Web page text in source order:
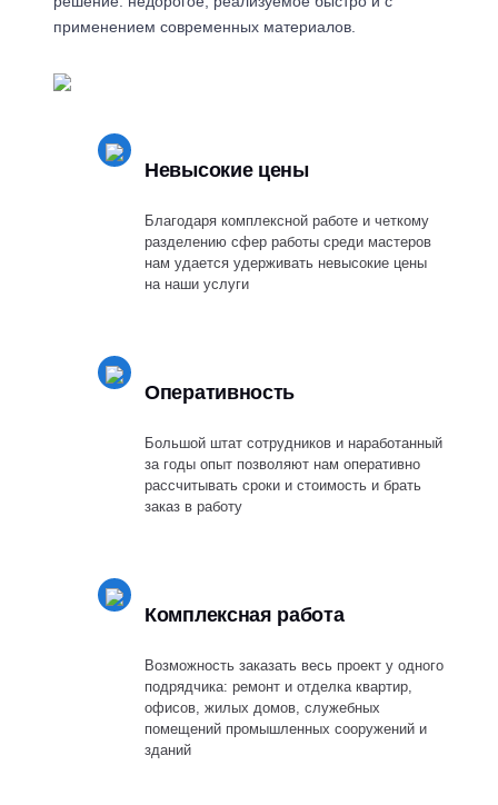
применением современных материалов.
Невысокие цены
Благодаря комплексной работе и четкому
разделению сфер работы среди мастеров
нам удается удерживать невысокие цены
на наши услуги
Оперативность
Большой штат сотрудников и наработанный
за годы опыт позволяют нам оперативно
рассчитывать сроки и стоимость и брать
заказ в работу
Комплексная работа
Возможность заказать весь проект у одного
подрядчика: ремонт и отделка квартир,
офисов, жилых домов, служебных
помещений промышленных сооружений и
зданий